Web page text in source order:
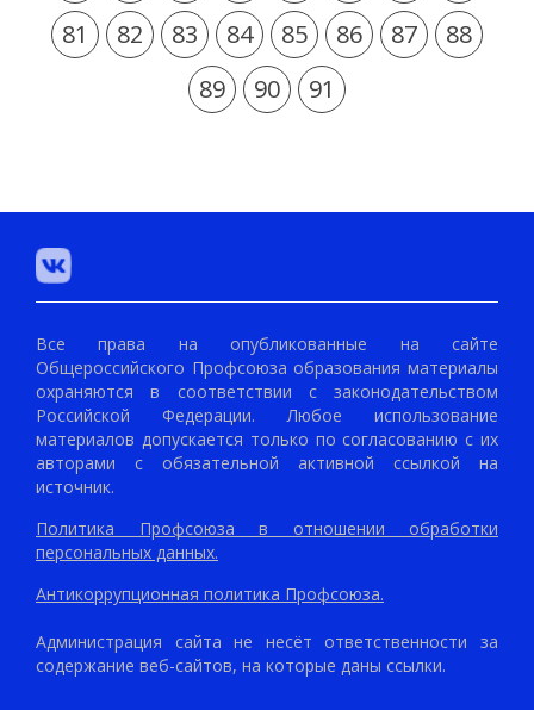
81
82 83 84 85 86 87
88
89
90 91
Все права на опубликованные на сайте
Общероссийского Профсоюза образования материалы
охраняются в соответствии с законодательством
Российской Федерации. Любое использование
материалов допускается только по согласованию с их
авторами с обязательной активной ссылкой на
источник.
Политика Профсоюза в отношении обработки
персональных данных.
Антикоррупционная политика Профсоюза.
Администрация сайта не несёт ответственности за
содержание веб-сайтов, на которые даны ссылки.